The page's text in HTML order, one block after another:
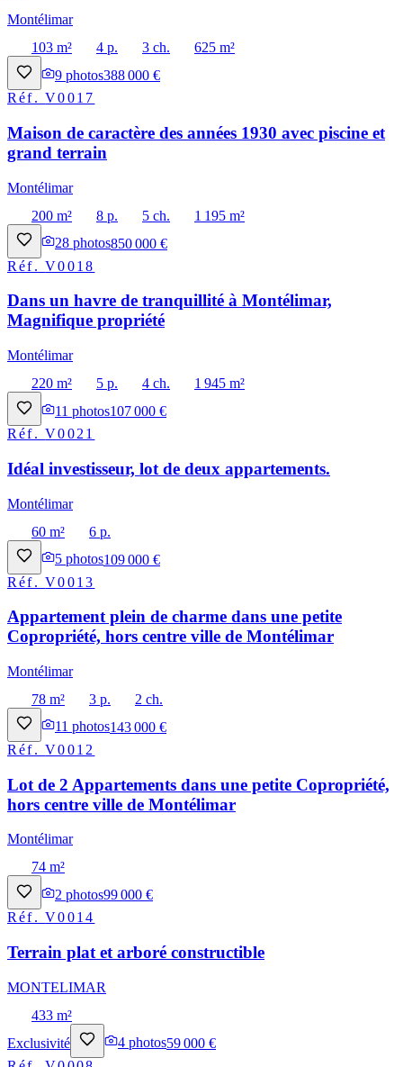
Montélimar
103 m²
4 p. 3 ch.
625 m²
9 photos388 000 €
Réf.V0017
Maison de caractère des années 1930 avec piscine et
grand terrain
Montélimar
200 m²
8 p. 5 ch.
1 195 m²
28 photos850 000 €
Réf.V0018
Dans un havre de tranquillité à Montélimar,
Magnifique propriété
Montélimar
220 m²
5 p. 4 ch.
1 945 m²
11 photos107 000 €
Réf.V0021
Idéal investisseur, lot de deux appartements.
Montélimar
60 m²
6 p.
5 photos109 000 €
Réf.V0013
Appartement plein de charme dans une petite
Copropriété, hors centre ville de Montélimar
Montélimar
78 m²
3 p.
2 ch.
11 photos143 000 €
Réf.V0012
Lot de 2 Appartements dans une petite Copropriété,
hors centre ville de Montélimar
Montélimar
74 m²
2 photos99 000 €
Réf.V0014
Terrain plat et arboré constructible
MONTELIMAR
433 m²
Exclusivité
4 photos59 000 €